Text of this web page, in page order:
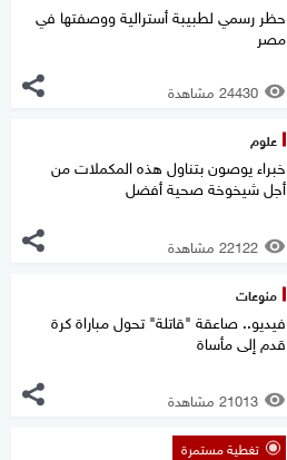
حظر رسمي لطبيبة أسترالية ووصفتها في
مصر
24430 مشاهدة
علوم
خبراء يوصون بتناول هذه المكملات من
أجل شيخوخة صحية أفضل
22122 مشاهدة
منوعات
فيديو.. صاعقة "قاتلة" تحول مباراة كرة
قدم إلى مأساة
21013 مشاهدة
تغطية مستمرة